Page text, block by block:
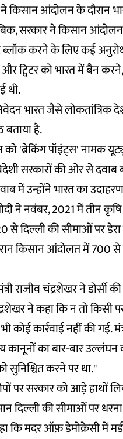
किसान आंदोलन के दौरान
सरकार ने किसान
करने के लिए कई
और ट्विटर को भारत में बैन
थी.
भारत जैसे लोकतांत्रिक
बताया है.
'ब्रेकिंग पॉइंट्स' नामक
सरकारों की ओर से
में उन्होंने भारत का
मोदी ने नवंबर, 2021 में तीन
से दिल्ली की सीमाओं पर
किसान आंदोलत में 700 से
राजीव चंद्रशेखर ने
ने कहा कि न तो किसी
कोई कार्रवाई नहीं की गई.
कानूनों का बार-बार
सुनिश्चित करने पर था."
पर सरकार को आडे़ हाथों
दिल्ली की सीमाओं पर
कि मदर ऑफ़ डेमोक्रेसी में